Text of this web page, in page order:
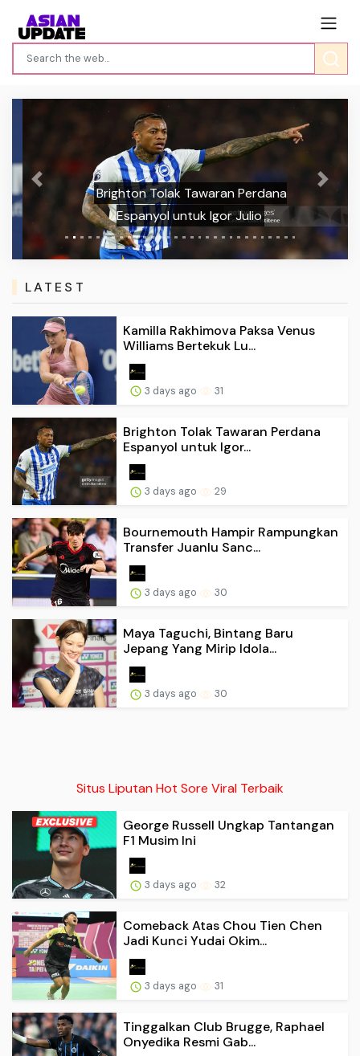
Brighton Tolak Tawaran Perdana
Espanyol untuk Igor Julio
Previous Next
LATEST
Kamilla Rakhimova Paksa Venus
Williams Bertekuk Lu...
3 days ago 31
Brighton Tolak Tawaran Perdana
Espanyol untuk Igor...
3 days ago 29
Bournemouth Hampir Rampungkan
Transfer Juanlu Sanc...
3 days ago 30
Maya Taguchi, Bintang Baru
Jepang Yang Mirip Idola...
3 days ago 30
Situs Liputan Hot Sore Viral Terbaik
George Russell Ungkap Tantangan
F1 Musim Ini
3 days ago 32
Comeback Atas Chou Tien Chen
Jadi Kunci Yudai Okim...
3 days ago 31
Tinggalkan Club Brugge, Raphael
Onyedika Resmi Gab...